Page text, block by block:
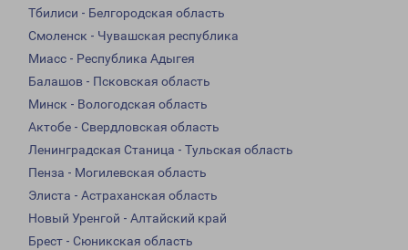
Тбилиси - Белгородская область
Смоленск - Чувашская республика
Миасс - Республика Адыгея
Балашов - Псковская область
Минск - Вологодская область
Актобе - Свердловская область
Ленинградская Станица - Тульская область
Пенза - Могилевская область
Элиста - Астраханская область
Новый Уренгой - Алтайский край
Брест - Сюникская область